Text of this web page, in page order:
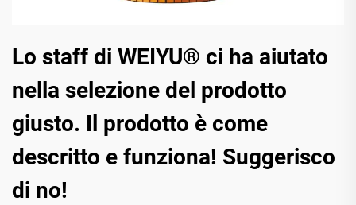
Lo staff di WEIYU® ci ha aiutato
nella selezione del prodotto
giusto. Il prodotto è come
descritto e funziona! Suggerisco
di no!